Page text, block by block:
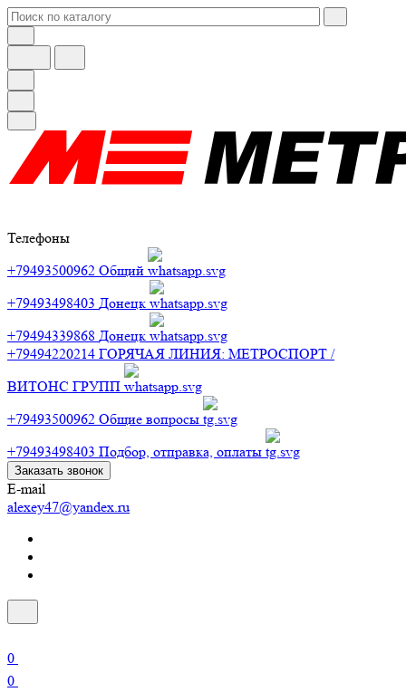
Телефоны
+79493500962 Общий
+79493498403 Донецк
+79494339868 Донецк
+79494220214 ГОРЯЧАЯ ЛИНИЯ: МЕТРОСПОРТ /
ВИТОНС ГРУПП
+79493500962 Общие вопросы
+79493498403 Подбор, отправка, оплаты
Заказать звонок
E-mail
alexey47@yandex.ru
0
0